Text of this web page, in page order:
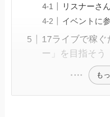
リスナーさ
イベントに
17ライブで稼
ー」を目指そう
も